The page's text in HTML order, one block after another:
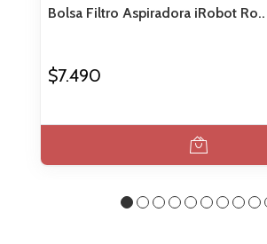
Bolsa Filtro Aspiradora iRobot Ro..
$7.490